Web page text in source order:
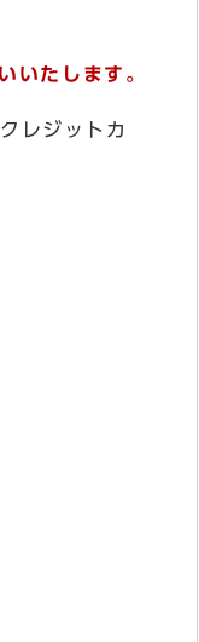
いたします。
レジットカ